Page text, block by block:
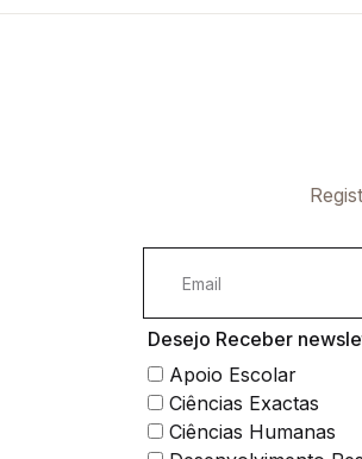
Desejo Receber
Apoio Escolar
Ciências Exactas
Ciências Humanas